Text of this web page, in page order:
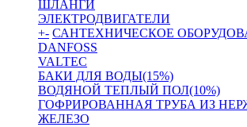
ШЛАНГИ
ЭЛЕКТРОДВИГАТЕЛИ
+- САНТЕХНИЧЕСКОЕ
DANFOSS
VALTEC
БАКИ ДЛЯ ВОДЫ(15%)
ВОДЯНОЙ ТЕПЛЫЙ ПОЛ(10%)
ГОФРИРОВАННАЯ ТРУБА ИЗ
ЖЕЛЕЗО